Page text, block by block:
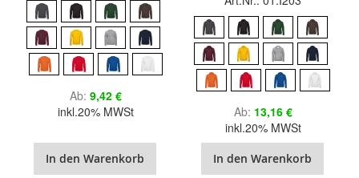
Ab 9,42 €
inkl.20% MWSt
In den Warenkorb
Ab 13,16 €
inkl.20% MWSt
In den Warenkorb